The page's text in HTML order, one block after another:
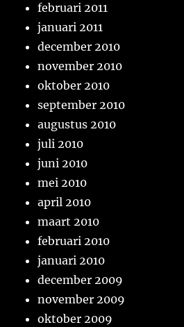
februari 2011
januari 2011
december 2010
november 2010
oktober 2010
september 2010
augustus 2010
juli 2010
juni 2010
mei 2010
april 2010
maart 2010
februari 2010
januari 2010
december 2009
november 2009
oktober 2009